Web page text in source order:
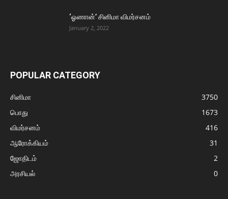
‘ஓணான்’ சினிமா விமர்சனம்
January 2, 2022
POPULAR CATEGORY
சினிமா
3750
பொது
1673
விமர்சனம்
416
ஆரோக்கியம்
31
ஜோதிடம்
2
அரசியல்
0